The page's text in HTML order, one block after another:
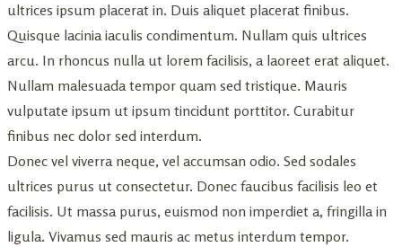
ultrices ipsum placerat in. Duis aliquet placerat finibus.
Quisque lacinia iaculis condimentum. Nullam quis ultrices
arcu. In rhoncus nulla ut lorem facilisis, a laoreet erat aliquet.
Nullam malesuada tempor quam sed tristique. Mauris
vulputate ipsum ut ipsum tincidunt porttitor. Curabitur
finibus nec dolor sed interdum.
Donec vel viverra neque, vel accumsan odio. Sed sodales
ultrices purus ut consectetur. Donec faucibus facilisis leo et
facilisis. Ut massa purus, euismod non imperdiet a, fringilla in
ligula. Vivamus sed mauris ac metus interdum tempor.